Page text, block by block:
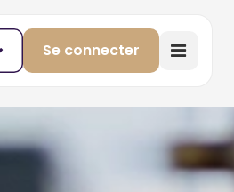
Se connecter